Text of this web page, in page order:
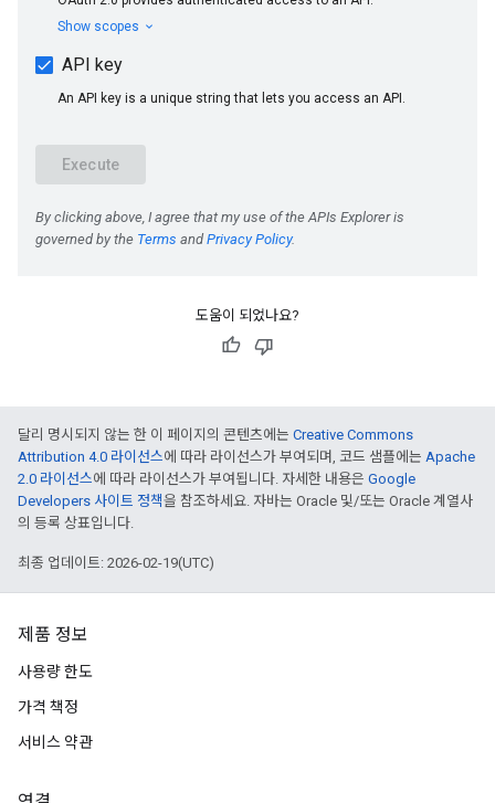
도움이 되었나요?
달리 명시되지 않는 한 이 페이지의 콘텐츠에는 Creative Commons
Attribution 4.0 라이선스에 따라 라이선스가 부여되며, 코드 샘플에는 Apache
2.0 라이선스에 따라 라이선스가 부여됩니다. 자세한 내용은 Google
Developers 사이트 정책을 참조하세요. 자바는 Oracle 및/또는 Oracle 계열사
의 등록 상표입니다.
최종 업데이트: 2026-02-19(UTC)
제품 정보
사용량 한도
가격 책정
서비스 약관